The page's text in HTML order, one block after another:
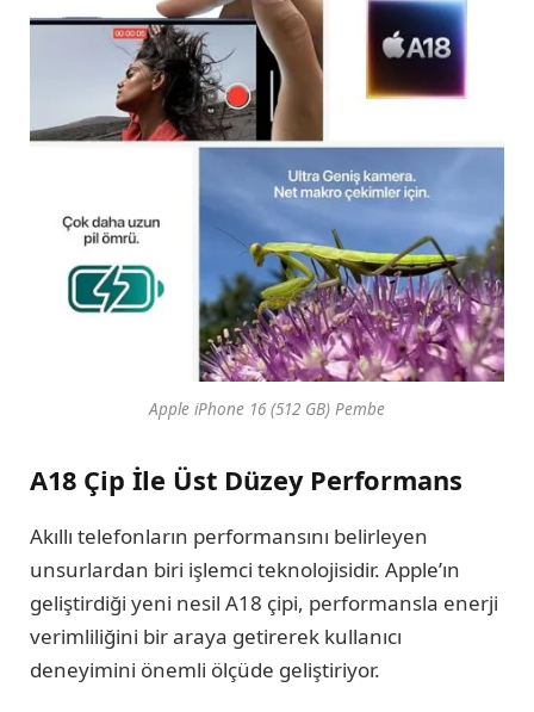
Apple iPhone 16 (512 GB) Pembe
A18 Çip İle Üst Düzey Performans
Akıllı telefonların performansını belirleyen
unsurlardan biri işlemci teknolojisidir. Apple’ın
geliştirdiği yeni nesil A18 çipi, performansla enerji
verimliliğini bir araya getirerek kullanıcı
deneyimini önemli ölçüde geliştiriyor.